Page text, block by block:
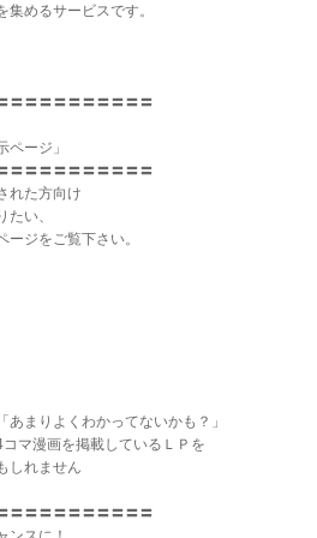
めるサービスです。
〓〓〓〓〓〓〓〓〓〓
ージ」
〓〓〓〓〓〓〓〓〓〓
れた方向け
い、
ジをご覧下さい。
まりよくわかってないかも？」
マ漫画を掲載しているＬＰを
しれません
〓〓〓〓〓〓〓〓〓〓